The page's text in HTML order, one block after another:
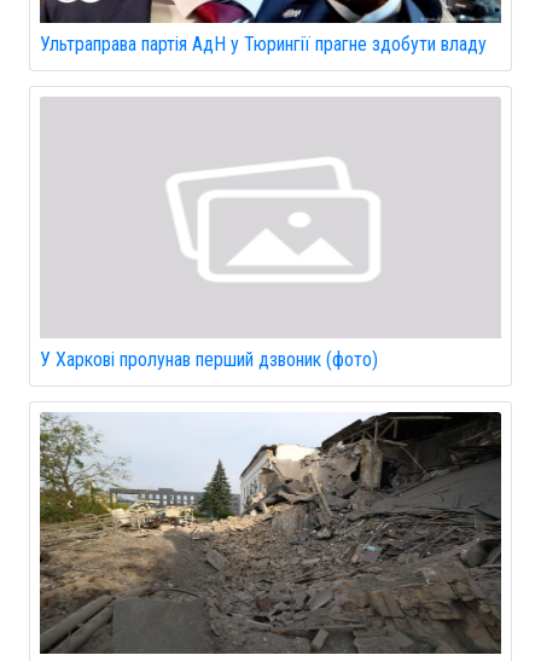
Ультраправа партія АдН у Тюрингії прагне здобути владу
У Харкові пролунав перший дзвоник (фото)